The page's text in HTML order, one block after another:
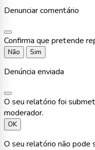
Denunciar comentário
Confirma que pretende
Não Sim
Denúncia enviada
O seu relatório foi
moderador.
OK
O seu relatório não pode